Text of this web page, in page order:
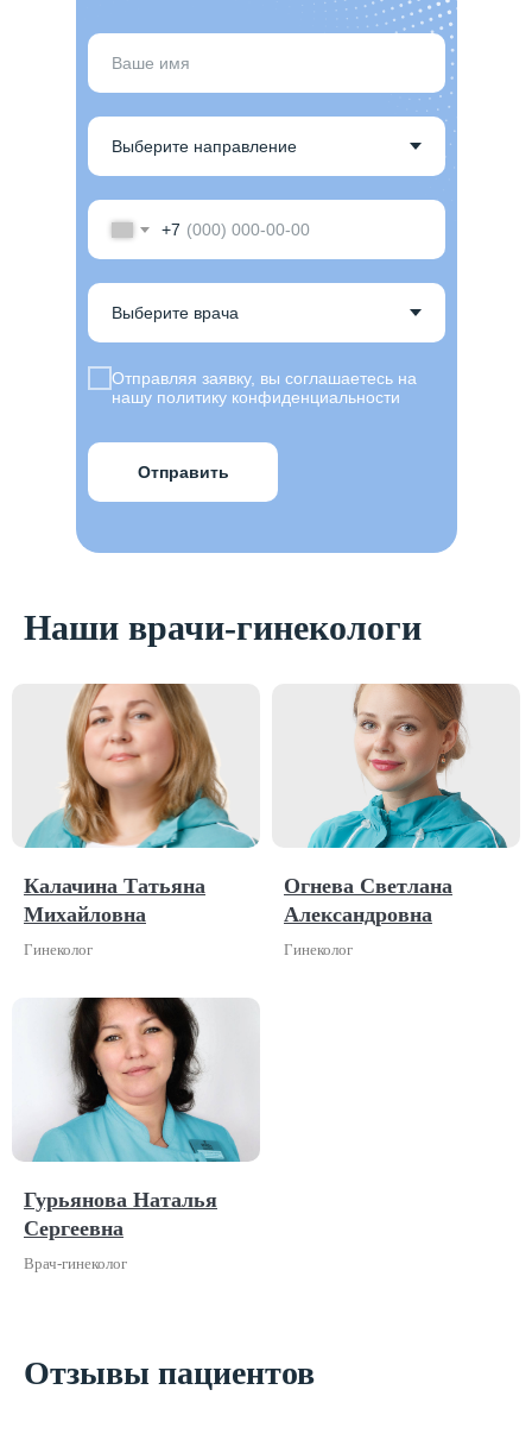
+7
Отправляя заявку, вы соглашаетесь на
нашу политику конфиденциальности
Отправить
Наши врачи-гинекологи
Калачина Татьяна
Михайловна
Гинеколог
Огнева Светлана
Александровна
Гинеколог
Гурьянова Наталья
Сергеевна
Врач-гинеколог
Отзывы пациентов